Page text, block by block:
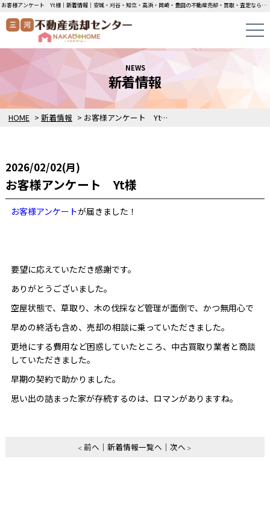
お客様アンケート Yt様｜新着情報｜安城・刈谷・知立・高浜・岡崎・豊田の不動産売却・買取・査定なら三河不動産売却センターにお任せください！土地・中古一戸建ての即日無料査定・即金買取を行っています！
NEWS
新着情報
HOME > 新着情報 > お客様アンケート Yt様
2026/02/02(月)
お客様アンケート Yt様
お客様アンケートが届きました！
要望に応えていただき感謝です。
ありがとうございました。
空屋状態で、草取り、木の伐採など管理が面倒で、かつ無用心で
早めの終活も含め、売却の相談に乗っていただきました。
更地にする費用など困惑していたところ、中古買取り業者と商談
していただきました。
早期の契約で助かりました。
思い出の詰まった家が存続するのは、ロマンがありますね。
前へ 新着情報一覧へ 次へ